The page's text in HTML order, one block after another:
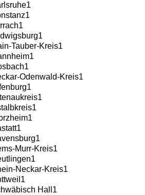
1
1
1
1
Tauber-Kreis1
1
1
Odenwald-Kreis1
1
1
1
1
1
1
Murr-Kreis1
1
Neckar-Kreis1
1
Hall 1